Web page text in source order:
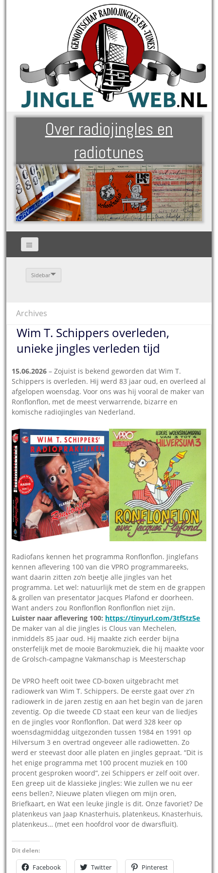
Over radiojingles en
radiotunes
Sidebar
Archives
Wim T. Schippers overleden,
unieke jingles verleden tijd
15.06.2026 – Zojuist is bekend geworden dat Wim T.
Schippers is overleden. Hij werd 83 jaar oud, en overleed al
afgelopen woensdag. Voor ons was hij vooral de maker van
Ronflonflon, met de meest verwarrende, bizarre en
komische radiojingles van Nederland.
Radiofans kennen het programma Ronflonflon. Jinglefans
kennen aflevering 100 van die VPRO programmareeks,
want daarin zitten zo’n beetje alle jingles van het
programma. Let wel: natuurlijk met de stem en de grappen
& grollen van presentator Jacques Plafond er doorheen.
Want anders zou Ronflonflon Ronflonflon niet zijn.
Luister naar aflevering 100: https://tinyurl.com/3tf5tz5e
De maker van al die jingles is Clous van Mechelen,
inmiddels 85 jaar oud. Hij maakte zich eerder bijna
onsterfelijk met de mooie Barokmuziek, die hij maakte voor
de Grolsch-campagne Vakmanschap is Meesterschap
De VPRO heeft ooit twee CD-boxen uitgebracht met
radiowerk van Wim T. Schippers. De eerste gaat over z’n
radiowerk in de jaren zestig en aan het begin van de jaren
zeventig. Op die tweede CD staat een keur van de liedjes
en de jingles voor Ronflonflon. Dat werd 328 keer op
woensdagmiddag uitgezonden tussen 1984 en 1991 op
Hilversum 3 en overtrad ongeveer alle radiowetten. Zo
werd er steevast door alle platen en jingles gepraat. “Dit is
het enige programma met 100 procent muziek en 100
procent gesproken woord”, zei Schippers er zelf ooit over.
Een greep uit de klassieke jingles: Wie zullen we nu eer
eens bellen?, Nieuwe platen vliegen om mijn oren,
Briefkaart, en Wat een leuke jingle is dit. Onze favoriet? De
platenkeus van Jaap Knasterhuis, platenkeus, Knasterhuis,
platenkeus… (met een hoofdrol voor de dwarsfluit).
Dit delen:
Facebook Twitter Pinterest